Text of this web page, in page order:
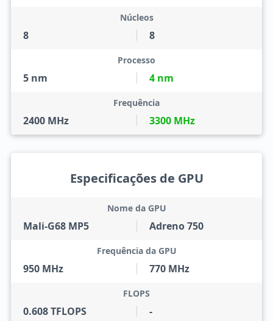
8
Núcleos
8
5 nm
Processo
4 nm
2400 MHz
Frequência
3300 MHz
Especificações de GPU
Mali-G68 MP5
Nome da GPU
Adreno 750
950 MHz
Frequência da GPU
770 MHz
0.608 TFLOPS
FLOPS
-